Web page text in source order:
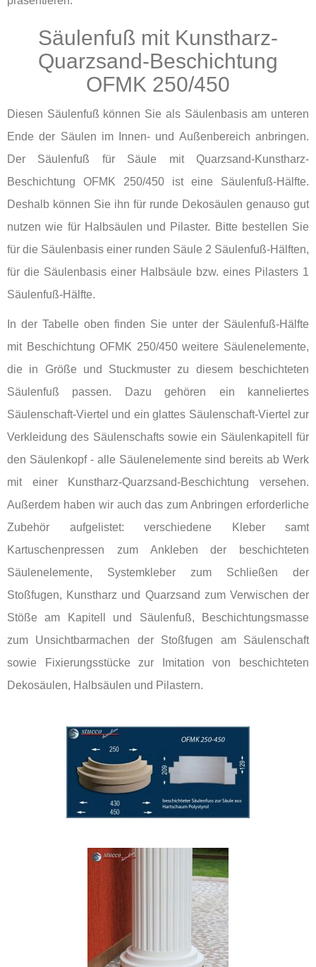
Säulenfuß mit Kunstharz-
Quarzsand-Beschichtung
OFMK 250/450
Diesen Säulenfuß können Sie als Säulenbasis am unteren
Ende der Säulen im Innen- und Außenbereich anbringen.
Der Säulenfuß für Säule mit Quarzsand-Kunstharz-
Beschichtung OFMK 250/450 ist eine Säulenfuß-Hälfte.
Deshalb können Sie ihn für runde Dekosäulen genauso gut
nutzen wie für Halbsäulen und Pilaster. Bitte bestellen Sie
für die Säulenbasis einer runden Säule 2 Säulenfuß-Hälften,
für die Säulenbasis einer Halbsäule bzw. eines Pilasters 1
Säulenfuß-Hälfte.
In der Tabelle oben finden Sie unter der Säulenfuß-Hälfte
mit Beschichtung OFMK 250/450 weitere Säulenelemente,
die in Größe und Stuckmuster zu diesem beschichteten
Säulenfuß passen. Dazu gehören ein kanneliertes
Säulenschaft-Viertel und ein glattes Säulenschaft-Viertel zur
Verkleidung des Säulenschafts sowie ein Säulenkapitell für
den Säulenkopf - alle Säulenelemente sind bereits ab Werk
mit einer Kunstharz-Quarzsand-Beschichtung versehen.
Außerdem haben wir auch das zum Anbringen erforderliche
Zubehör aufgelistet: verschiedene Kleber samt
Kartuschenpressen zum Ankleben der beschichteten
Säulenelemente, Systemkleber zum Schließen der
Stoßfugen, Kunstharz und Quarzsand zum Verwischen der
Stöße am Kapitell und Säulenfuß, Beschichtungsmasse
zum Unsichtbarmachen der Stoßfugen am Säulenschaft
sowie Fixierungsstücke zur Imitation von beschichteten
Dekosäulen, Halbsäulen und Pilastern.